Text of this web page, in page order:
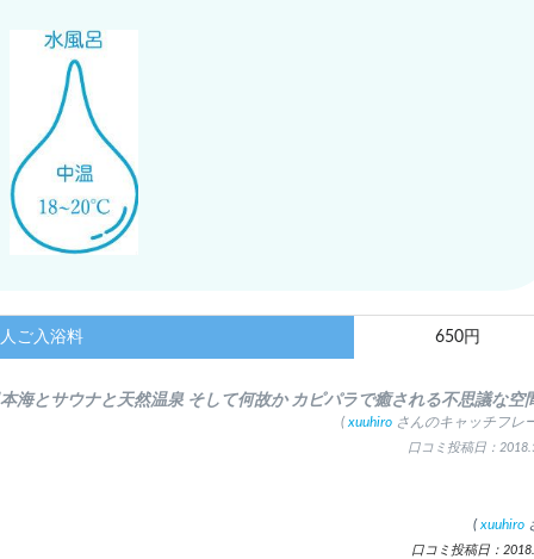
ご入浴料 650円
本海とサウナと天然温泉 そして何故か カピパラで癒される不思議な空
( xuuhiro さんのキャッチフレ
口コミ投稿日：
( xuuhiro
口コミ投稿日：